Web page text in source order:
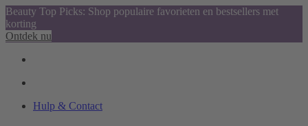
Beauty Top Picks: Shop populaire favorieten en bestsellers met
korting
Ontdek nu
Hulp & Contact